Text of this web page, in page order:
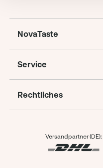
NovaTaste
Service
Rechtliches
Versandpartner (DE):